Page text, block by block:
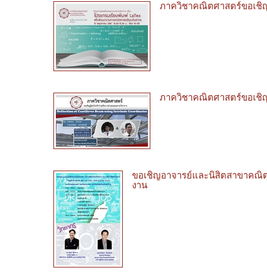
ภาควิชาคณิตศาสตร์ขอเชิญ
ภาควิชาคณิตศาสตร์ขอเชิ
ขอเชิญอาจารย์และนิสิตสาขาคณิ
งาน